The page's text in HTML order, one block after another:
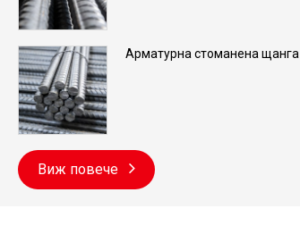
Арматурна стоманена щанга
Виж повече